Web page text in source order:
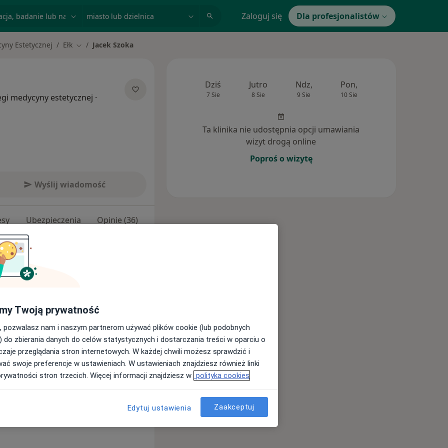
Zaloguj się Dla profesjonalistów
Estetycznej Ełk Zmień miasto
Jacek Szoka
medycyny estetycznej ·
Wyślij wiadomość
Ubezpieczenia Opinie (36)
i dyplomowanym
pracuję na oddziale
Specjalistycznym w Olsztynie.
estetycznej, biorę udział w
na terenie kraju jak i za granicą.
i kwalifikacje. Systematycznie
stosowanych w medycynie
medycynie estetycznej
najlepszej jakości preparatów.
klientów. Oferuję
całkowitej harmonii ciała
Rozstępy +36a11y_sr_more_diseases
Dziś
7 Sie
Jutro
8 Sie
Ndz,
9 Sie
Pon,
10 Sie
Ta klinika nie udostępnia opcji umawiania
wizyt drogą online
Poproś o wizytę
Twoją prywatność
pozwalasz nam i naszym partnerom używać plików cookie (lub podobnych
do zbierania danych do celów statystycznych i dostarczania treści w oparciu o
przeglądania stron internetowych. W każdej chwili możesz sprawdzić i
swoje preferencje w ustawieniach. W ustawieniach znajdziesz również linki
stron trzecich. Więcej informacji znajdziesz w polityka cookies
Edytuj ustawienia Zaakceptuj